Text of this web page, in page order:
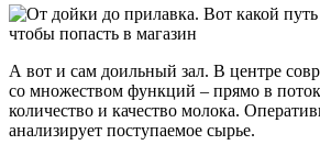
А вот и сам доильный зал. В центре
со множеством функций – прямо в
количество и качество молока.
анализирует поступаемое сырье.